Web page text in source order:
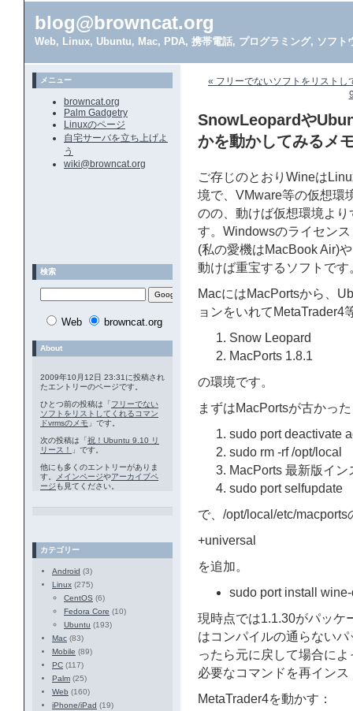
blog@browncat.org
Web, Linux, Ubuntu, Mac, PDA, 携帯電話, プログラミング, ソフト
« フリーでないソフトをリストし
SnowLeopardや
かを動かしてみるメ
ご存じのとおりWineは
境で、VMware等の仮想環
のの、動けば仮想環境よ
す。Windowsのライセン
(私の愛機はMacBook Air)
動けば重宝するソフトです
MacにはMacPortsから、
ョンをいれてMetaTrader4
Snow Leopard
MacPorts 1.8.1
の環境です。
まずはMacPortsが古かっ
sudo port deactivate
sudo rm -rf /opt/local
MacPorts 最新版イン
sudo port selfupdate
で、/opt/local/etc/
+universal
を追加。
sudo port install
現時点では1.1.30がパッケ
はコンパイルの通らない
ったら元に戻して場合に
必要なコマンドを再イン
MetaTrader4を動かす：
メニュー
browncat.org
Palm Gadgetry
Linuxのページ
自宅サーバを立ち上げよ
う
wiki@browncat.org
検索
Web browncat.org
About
2009年10月12日 23:31に投稿され
たエントリーのページです。
ひとつ前の投稿は「フリーでない
ソフトをリストしてくれるコマン
ドvrmsのメモ 」です。
次の投稿は「祝！Ubuntu 9.10 リ
リース！
」です。
他にも多くのエントリーがありま
す。
メインページやアーカイブペ
ージ も見てください。
カテゴリー
Android (3)
Linux (275)
CentOS (6)
Fedora Core (10)
Ubuntu (193)
Mac (83)
Mobile (89)
PC (117)
Palm (25)
Web (160)
iPhone/iPad (19)